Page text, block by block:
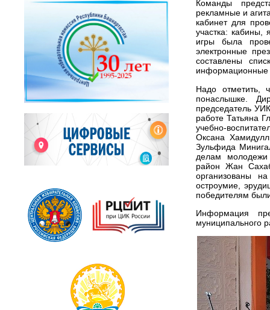
Команды
рекламные и
кабинет для
участка: кабины,
игры была
электронные
составлены
информационные
Надо отметить,
понаслышке.
председатель
работе Татьяна
учебно-
Оксана
Зульфида
делам молодежи
район Жан
организованы
остроумие,
победителям
Информация
муниципального